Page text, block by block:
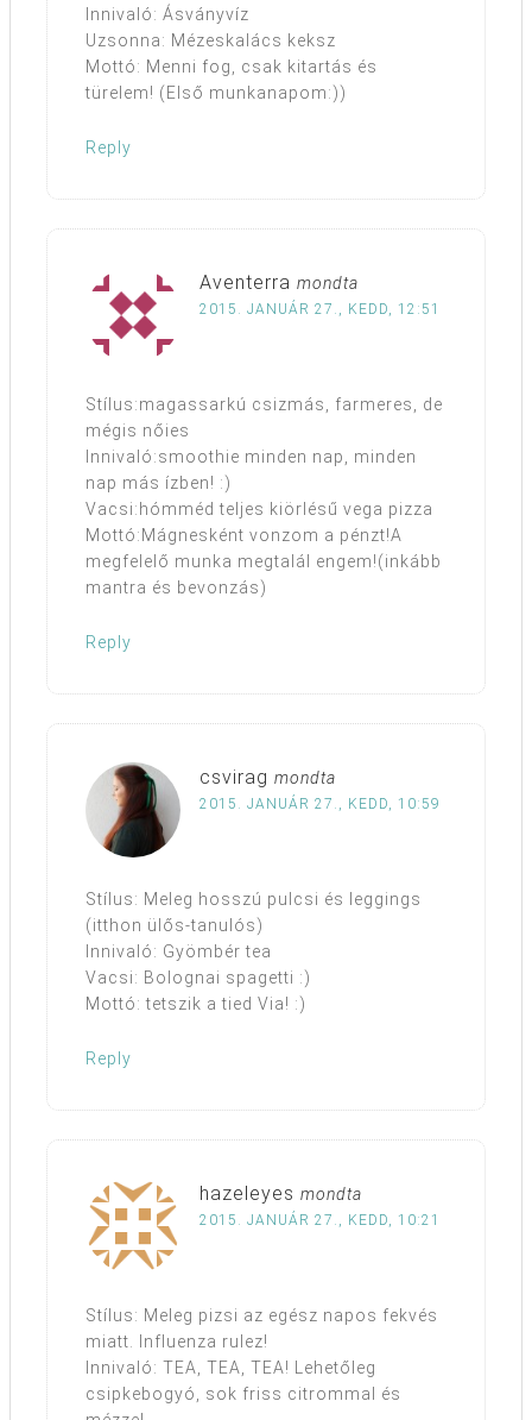
Innivaló: Ásványvíz
Uzsonna: Mézeskalács keksz
Mottó: Menni fog, csak kitartás és
türelem! (Első munkanapom:))
Reply
Aventerra mondta
2015. JANUÁR 27., KEDD, 12:51
Stílus:magassarkú csizmás, farmeres, de
mégis nőies
Innivaló:smoothie minden nap, minden
nap más ízben! :)
Vacsi:hómméd teljes kiörlésű vega pizza
Mottó:Mágnesként vonzom a pénzt!A
megfelelő munka megtalál engem!(inkább
mantra és bevonzás)
Reply
csvirag mondta
2015. JANUÁR 27., KEDD, 10:59
Stílus: Meleg hosszú pulcsi és leggings
(itthon ülős-tanulós)
Innivaló: Gyömbér tea
Vacsi: Bolognai spagetti :)
Mottó: tetszik a tied Via! :)
Reply
hazeleyes mondta
2015. JANUÁR 27., KEDD, 10:21
Stílus: Meleg pizsi az egész napos fekvés
miatt. Influenza rulez!
Innivaló: TEA, TEA, TEA! Lehetőleg
csipkebogyó, sok friss citrommal és